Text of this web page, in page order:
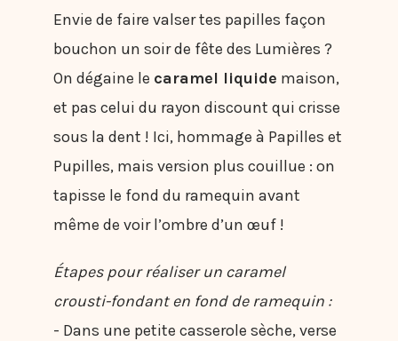
Envie de faire valser tes papilles façon
bouchon un soir de fête des Lumières ?
On dégaine le caramel liquide maison,
et pas celui du rayon discount qui crisse
sous la dent ! Ici, hommage à Papilles et
Pupilles, mais version plus couillue : on
tapisse le fond du ramequin avant
même de voir l’ombre d’un œuf !
Étapes pour réaliser un caramel
crousti-fondant en fond de ramequin :
- Dans une petite casserole sèche, verse